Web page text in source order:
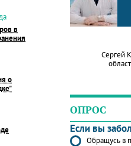
в
о
Сергей
ОПРОС
Если вы
Обращусь в